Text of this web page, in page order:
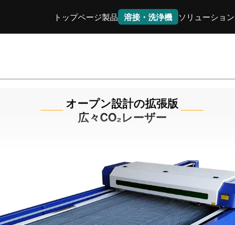
トップページ製品 溶接・洗浄機 ソリューション
オープン設計の拡張版
広々CO₂レーザー